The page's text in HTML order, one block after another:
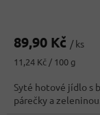
produktu
3,9
z
5
hvězdiček.
89,90 Kč / ks
Měrná
11,24 Kč / 100 g
Syté hotové jídlo s
párečky a